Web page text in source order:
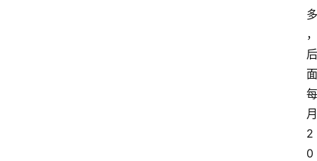
多
，
后
面
每
月
2
0